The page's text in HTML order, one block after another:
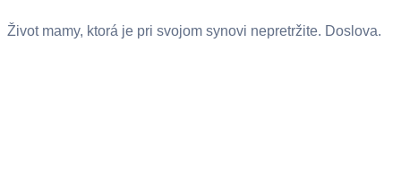
Život mamy, ktorá je pri svojom synovi nepretržite. Doslova.